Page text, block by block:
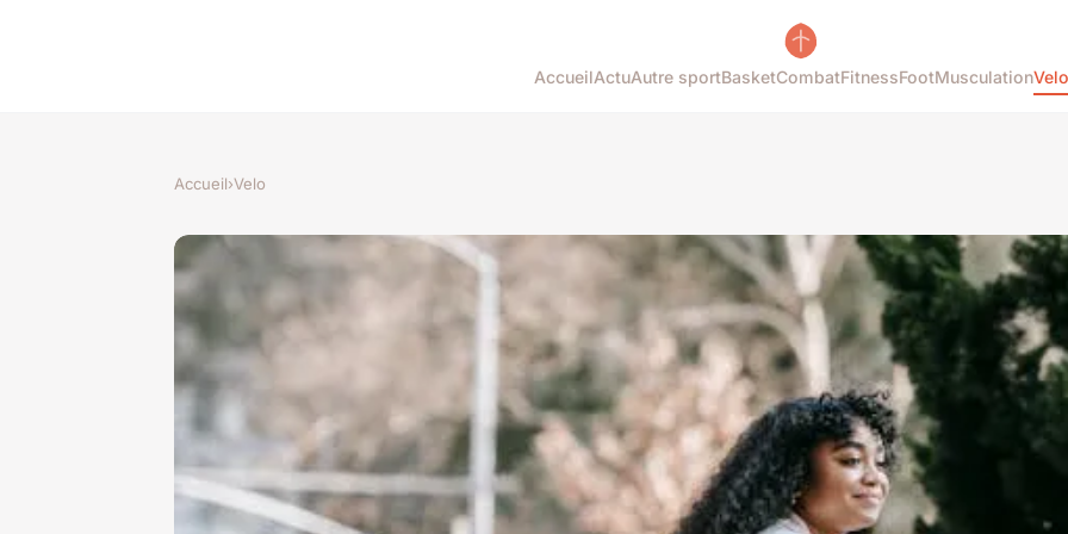
AccueilActuAutre sportBasketCombatFitnessFootMusculationVelo
Accueil›Velo